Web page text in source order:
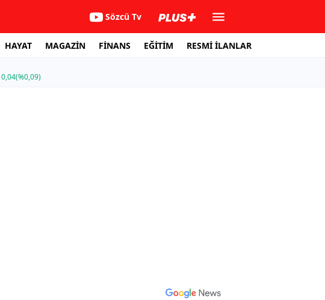
Sözcü Tv
HAYAT MAGAZİN FİNANS EĞİTİM RESMİ İLANLAR
0,04(%0,09)